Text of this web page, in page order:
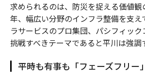
求められるのは、防災を捉える価値
年、幅広い分野のインフラ整備を支え
ラサービスのプロ集団、パシフィッ
挑戦すべきテーマであると平川は強調
平時も有事も「フェーズフリー